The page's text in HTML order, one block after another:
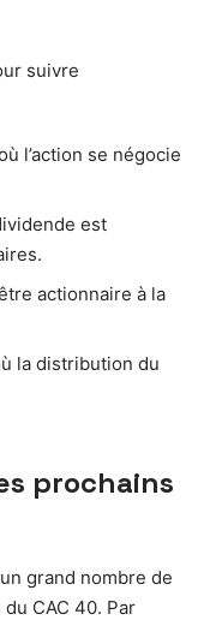
suivre
l’action se négocie
est
actionnaire à la
la distribution du
prochains
grand nombre de
CAC 40. Par